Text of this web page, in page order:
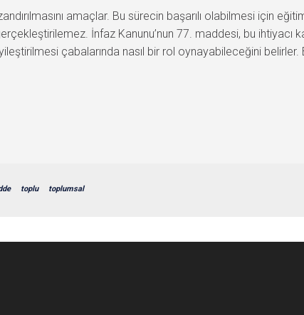
amaçlar. Bu sürecin başarılı olabilmesi için
İnfaz Kanunu’nun 77. maddesi, bu ihtiyacı
çabalarında nasıl bir rol oynayabileceğini
toplu toplumsal